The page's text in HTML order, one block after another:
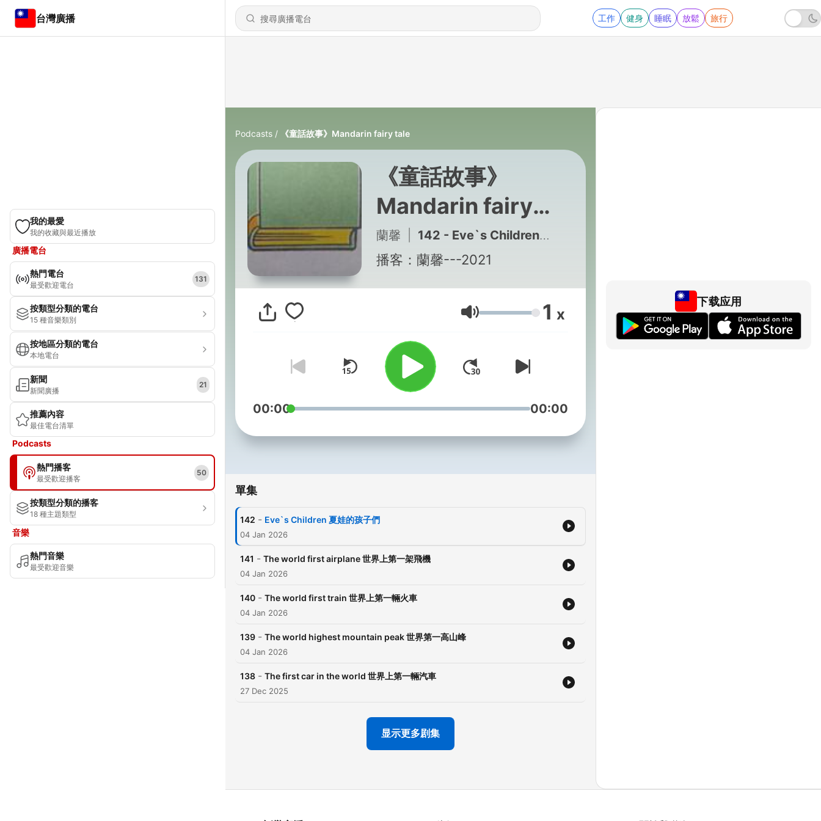
台灣廣播 工作 健身 睡眠 放鬆 旅行
我的最愛
我的收藏與最近播放
廣播電台
熱門電台
最受歡迎電台
131
按類型分類的電台
15 種音樂類別
按地區分類的電台
本地電台
新聞
新聞廣播
21
推薦內容
最佳電台清單
Podcasts
熱門播客
最受歡迎播客
50
按類型分類的播客
18 種主題類型
音樂
熱門音樂
最受歡迎音樂
Podcasts 《童話故事》Mandarin fairy tale
《童話故事》
Mandarin fairy
tale
蘭馨 142 - Eve`s Children 夏娃的孩子們
播客：蘭馨---2021
音量 1 x
00:00 00:00
單集
142 - Eve`s Children 夏娃的孩子們
04 Jan 2026
141 - The world first airplane 世界上第一架飛機
04 Jan 2026
140 - The world first train 世界上第一輛火車
04 Jan 2026
139 - The world highest mountain peak 世界第一高山峰
04 Jan 2026
138 - The first car in the world 世界上第一輛汽車
27 Dec 2025
显示更多剧集
下载应用